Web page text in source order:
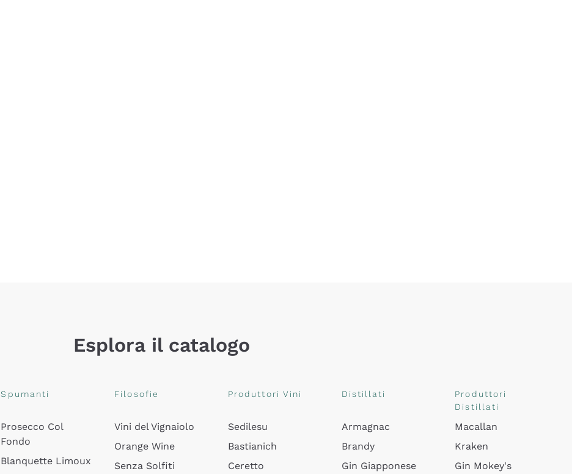
Esplora il catalogo
Spumanti
Prosecco Col
Fondo
Blanquette Limoux
Filosofie
Vini del Vignaiolo
Orange Wine
Senza Solfiti
Produttori Vini
Sedilesu
Bastianich
Ceretto
Distillati
Armagnac
Brandy
Gin Giapponese
Produttori
Distillati
Macallan
Kraken
Gin Mokey's